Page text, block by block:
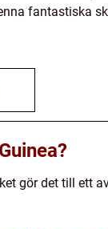
fantastiska
gör det till ett